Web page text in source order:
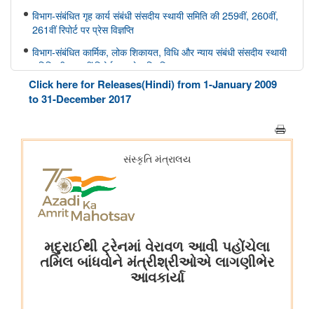
विभाग-संबंधित गृह कार्य संबंधी संसदीय स्थायी समिति की 259वीं, 260वीं,
261वीं रिपोर्ट पर प्रेस विज्ञप्ति
विभाग-संबंधित कार्मिक, लोक शिकायत, विधि और न्याय संबंधी संसदीय स्थायी
समिति की 166वीं रिपोर्ट पर प्रेस विज्ञप्ति
विभाग-संबंधित कार्मिक, लोक शिकायत, विधि और न्याय संबंधी संसदीय स्थायी
समिति की 165वीं रिपोर्ट पर प्रेस विज्ञप्ति
विभाग-संबंधित विज्ञान तथा प्रौद्योगिकी, पर्यावरण, वन और जलवायु परिवर्तन
संबंधी संसदीय स्थायी समिति की 412वीं रिपोर्ट पर प्रेस विज्ञप्ति
विभाग-संबंधित विज्ञान तथा प्रौद्योगिकी, पर्यावरण, वन और जलवायु परिवर्तन
संबंधी संसदीय स्थायी समिति की 413-415वीं रिपोर्ट पर प्रेस विज्ञप्ति
स्वास्थ्य और परिवार कल्याण संबंधी संसदीय स्थायी समिति की 175वीं, 176
वीं, 177 वीं रिपोर्ट पर प्रेस विज्ञप्ति
प्रेस विज्ञप्ति
राज्यसभा के सभापति द्वारा ऐतिहासिक भारत छोड़ो आंदोलन की 84वीं वर्षगांठ
Click here for Releases(Hindi) from 1-January 2009
to 31-December 2017